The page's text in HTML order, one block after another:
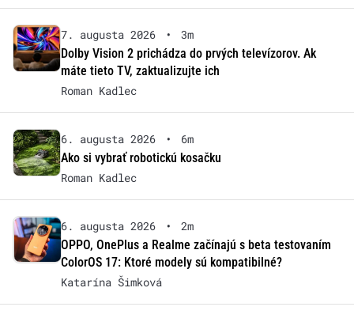
7. augusta 2026 •
3m
Dolby Vision 2 prichádza do prvých televízorov. Ak
máte tieto TV, zaktualizujte ich
Roman Kadlec
6. augusta 2026 •
6m
Ako si vybrať robotickú kosačku
Roman Kadlec
6. augusta 2026 •
2m
OPPO, OnePlus a Realme začínajú s beta testovaním
ColorOS 17: Ktoré modely sú kompatibilné?
Katarína Šimková